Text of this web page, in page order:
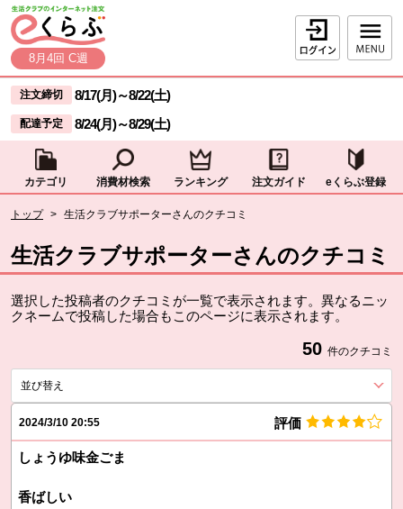
ページの先頭です。
本文へジャンプする。
8月4回 C週
ログイン
ここからサイト内共通メニューです。
サイト内共通メニューをスキップする
注文締切 8/17(月)～8/22(土)
配達予定 8/24(月)～8/29(土)
カテゴリ 消費材検索 ランキング 注文ガイド eくらぶ登録
トップ > 生活クラブサポーターさんのクチコミ
生活クラブサポーターさんのクチコミ
選択した投稿者のクチコミが一覧で表示されます。異なるニッ
クネームで投稿した場合もこのページに表示されます。
50 件のクチコミ
並び替え
2024/3/10 20:55 評価
しょうゆ味金ごま
香ばしい